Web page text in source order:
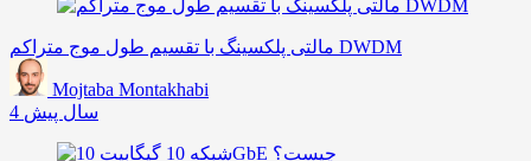
مالتی پلکسینگ با تقسیم طول موج متراکم DWDM
Mojtaba Montakhabi
4 سال پیش